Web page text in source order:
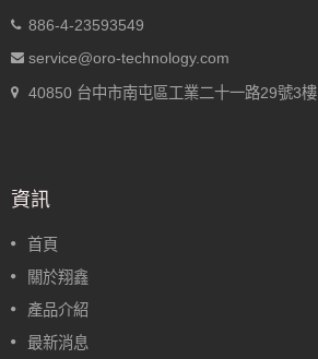
886-4-23593549
service@oro-technology.com
40850 台中市南屯區工業二十一路29號3樓
資訊
首頁
關於翔鑫
產品介紹
最新消息